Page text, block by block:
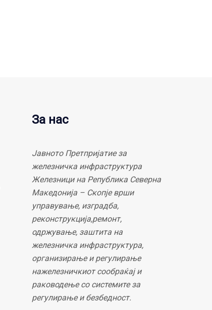
За нас
Јавното Претпријатие за
железничка инфраструктура
Железници на Република Северна
Македонија – Скопје врши
управување, изградба,
реконструкција,ремонт,
одржување, заштита на
железничка инфраструктура,
организирање и регулирање
нажелезничкиот сообраќај и
раководење со системите за
регулирање и безбедност.